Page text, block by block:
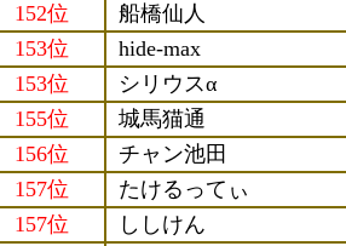
152位
船橋仙人
153位
hide-max
153位
シリウスα
155位
城馬猫通
156位
チャン池田
157位
たけるってぃ
157位
ししけん